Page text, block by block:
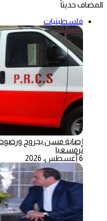
المضاف حديثاً
فلسطينيات
إصابة مسن بجروح ورضوض
ترمسعيا
6 أغسطس، 2026